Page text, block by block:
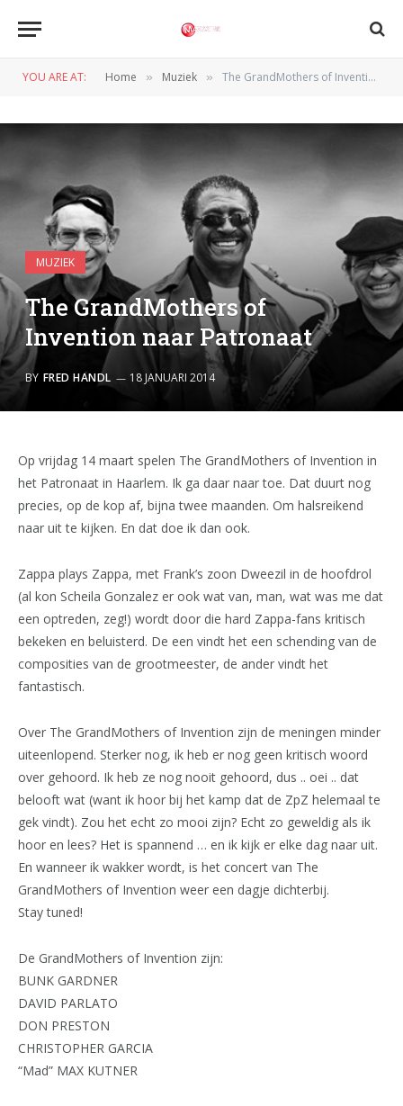
YOU ARE AT: Home » Muziek » The GrandMothers of Invention naar Patronaat
MUZIEK
The GrandMothers of
Invention naar Patronaat
BY FRED HANDL 18 JANUARI 2014
Op vrijdag 14 maart spelen The GrandMothers of Invention in
het Patronaat in Haarlem. Ik ga daar naar toe. Dat duurt nog
precies, op de kop af, bijna twee maanden. Om halsreikend
naar uit te kijken. En dat doe ik dan ook.
Zappa plays Zappa, met Frank’s zoon Dweezil in de hoofdrol
(al kon Scheila Gonzalez er ook wat van, man, wat was me dat
een optreden, zeg!) wordt door die hard Zappa-fans kritisch
bekeken en beluisterd. De een vindt het een schending van de
composities van de grootmeester, de ander vindt het
fantastisch.
Over The GrandMothers of Invention zijn de meningen minder
uiteenlopend. Sterker nog, ik heb er nog geen kritisch woord
over gehoord. Ik heb ze nog nooit gehoord, dus .. oei .. dat
belooft wat (want ik hoor bij het kamp dat de ZpZ helemaal te
gek vindt). Zou het echt zo mooi zijn? Echt zo geweldig als ik
hoor en lees? Het is spannend … en ik kijk er elke dag naar uit.
En wanneer ik wakker wordt, is het concert van The
GrandMothers of Invention weer een dagje dichterbij.
Stay tuned!
De GrandMothers of Invention zijn:
BUNK GARDNER
DAVID PARLATO
DON PRESTON
CHRISTOPHER GARCIA
“Mad” MAX KUTNER